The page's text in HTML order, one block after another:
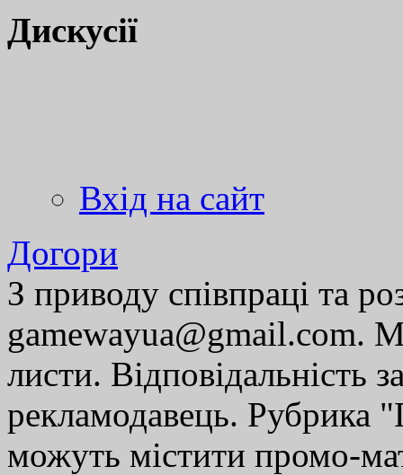
Дискусії
Вхід на сайт
Догори
З приводу співпраці та
gamewayua@gmail.com.
листи. Відповідальність
рекламодавець. Рубрика
можуть містити промо-